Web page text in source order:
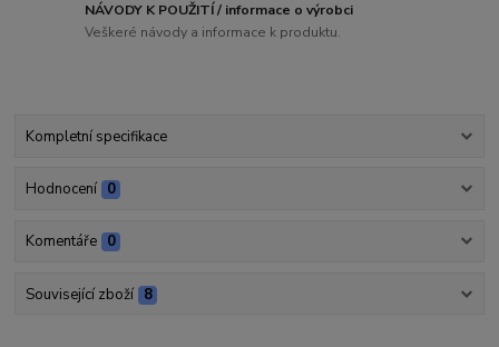
NÁVODY K POUŽITÍ / informace o výrobci
Veškeré návody a informace k produktu.
Kompletní specifikace
Hodnocení 0
Komentáře 0
Související zboží 8